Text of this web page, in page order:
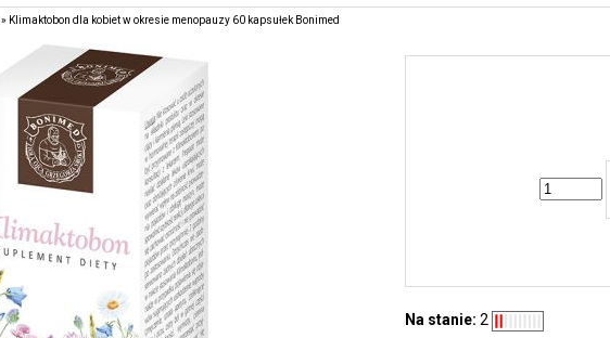
» Klimaktobon dla kobiet w okresie menopauzy 60 kapsułek Bonimed
Na stanie: 2